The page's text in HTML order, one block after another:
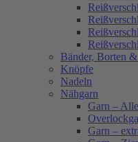
Bänder, Borten
Knöpfe
Nadeln
Nähgarn
Garn –
Garn –